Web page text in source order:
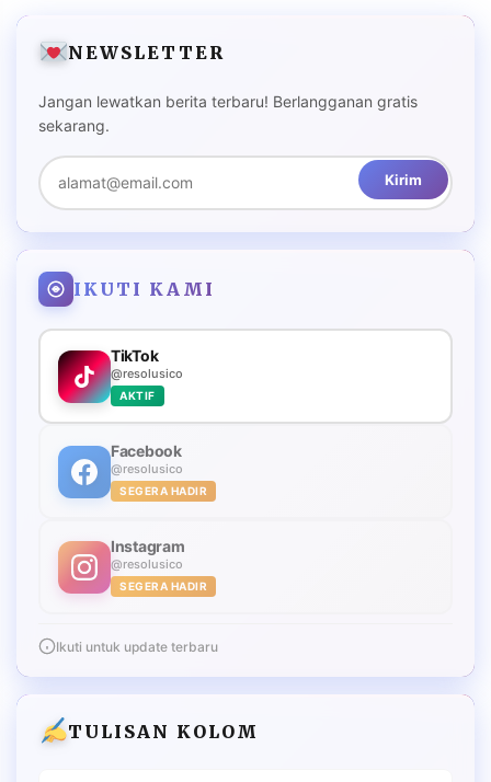
NEWSLETTER
Jangan lewatkan berita terbaru! Berlangganan gratis
sekarang.
Kirim
IKUTI KAMI
TikTok
@resolusico
AKTIF
Facebook
@resolusico
SEGERA HADIR
Instagram
@resolusico
SEGERA HADIR
Ikuti untuk update terbaru
TULISAN KOLOM